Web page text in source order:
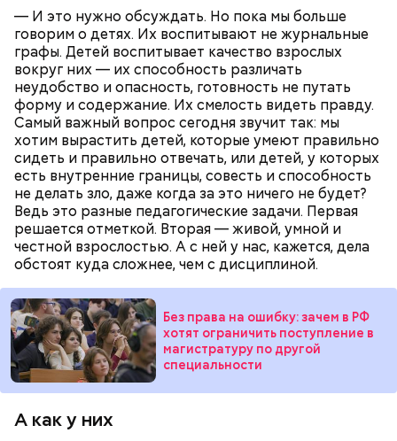
— И это нужно обсуждать. Но пока мы больше
говорим о детях. Их воспитывают не журнальные
графы. Детей воспитывает качество взрослых
вокруг них — их способность различать
неудобство и опасность, готовность не путать
форму и содержание. Их смелость видеть правду.
Самый важный вопрос сегодня звучит так: мы
хотим вырастить детей, которые умеют правильно
сидеть и правильно отвечать, или детей, у которых
есть внутренние границы, совесть и способность
не делать зло, даже когда за это ничего не будет?
Ведь это разные педагогические задачи. Первая
решается отметкой. Вторая — живой, умной и
честной взрослостью. А с ней у нас, кажется, дела
обстоят куда сложнее, чем с дисциплиной.
Без права на ошибку: зачем в РФ
хотят ограничить поступление в
магистратуру по другой
специальности
А как у них
Все в противне заливается сливками. По вкусу
можно добавить соль и перец. Сверху блюдо
присыпают свежим базиликом и отправляют в
духовку на 15 минут.